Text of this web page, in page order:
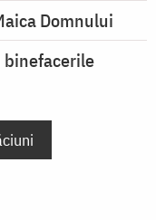
Domnului